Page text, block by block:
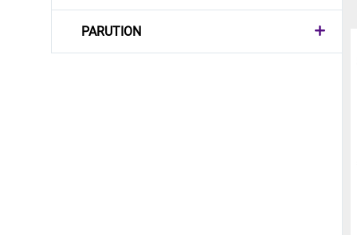
PARUTION